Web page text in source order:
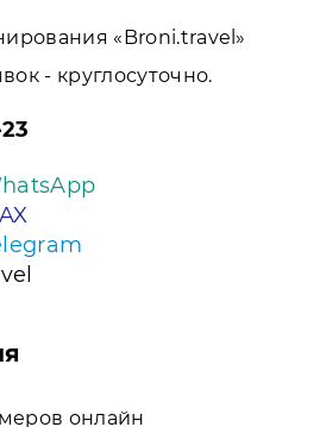
«Broni.travel»
- круглосуточно.
онлайн